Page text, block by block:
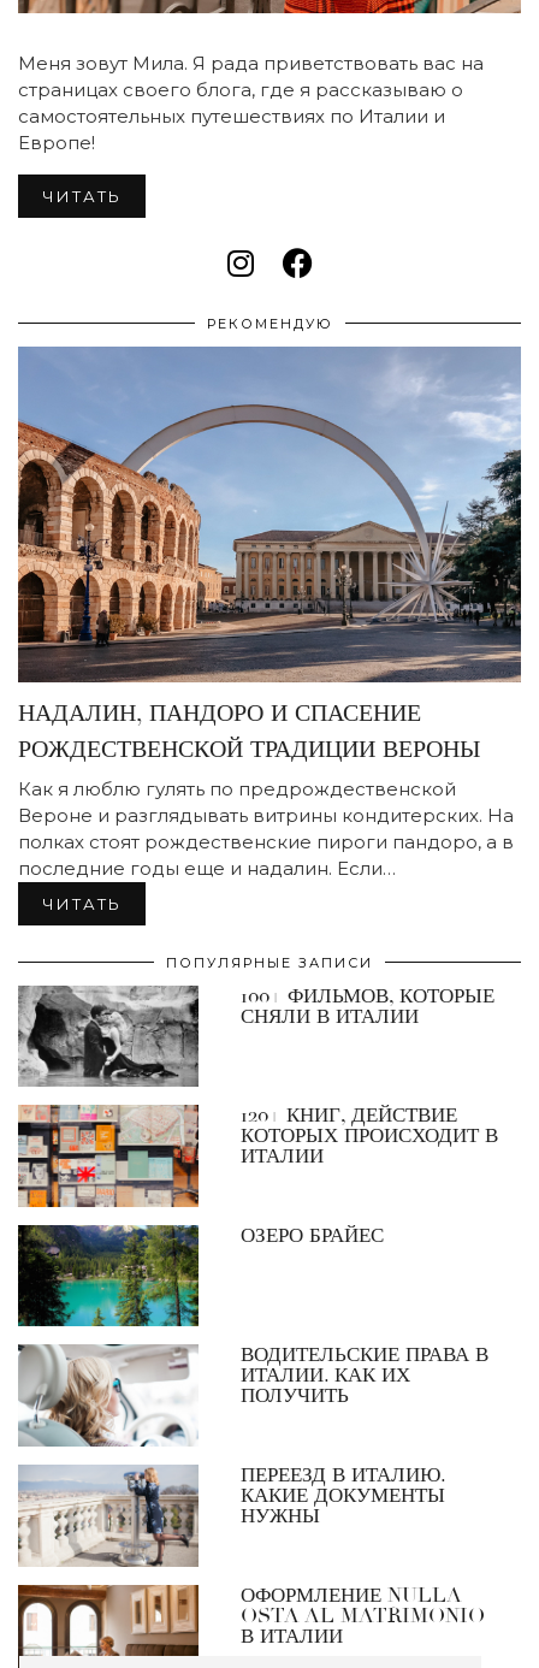
Меня зовут Мила. Я рада приветствовать вас на
страницах своего блога, где я рассказываю о
самостоятельных путешествиях по Италии и
Европе!
ЧИТАТЬ
РЕКОМЕНДУЮ
НАДАЛИН, ПАНДОРО И СПАСЕНИЕ
РОЖДЕСТВЕНСКОЙ ТРАДИЦИИ ВЕРОНЫ
Как я люблю гулять по предрождественской
Вероне и разглядывать витрины кондитерских. На
полках стоят рождественские пироги пандоро, а в
последние годы еще и надалин. Если…
ЧИТАТЬ
ПОПУЛЯРНЫЕ ЗАПИСИ
100+ ФИЛЬМОВ, КОТОРЫЕ
СНЯЛИ В ИТАЛИИ
120+ КНИГ, ДЕЙСТВИЕ
КОТОРЫХ ПРОИСХОДИТ В
ИТАЛИИ
ОЗЕРО БРАЙЕС
ВОДИТЕЛЬСКИЕ ПРАВА В
ИТАЛИИ. КАК ИХ
ПОЛУЧИТЬ
ПЕРЕЕЗД В ИТАЛИЮ.
КАКИЕ ДОКУМЕНТЫ
НУЖНЫ
ОФОРМЛЕНИЕ NULLA
OSTA AL MATRIMONIO
В ИТАЛИИ